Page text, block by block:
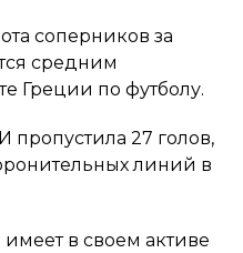
соперников за
средним
Греции по футболу.
27 голов,
линий в
в своем активе